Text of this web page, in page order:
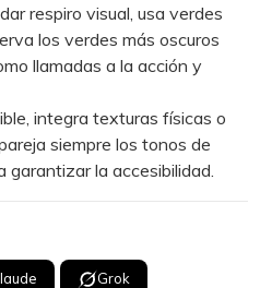
respiro visual, usa verdes
los verdes más oscuros
llamadas a la acción y
integra texturas físicas o
siempre los tonos de
garantizar la accesibilidad.
Grok